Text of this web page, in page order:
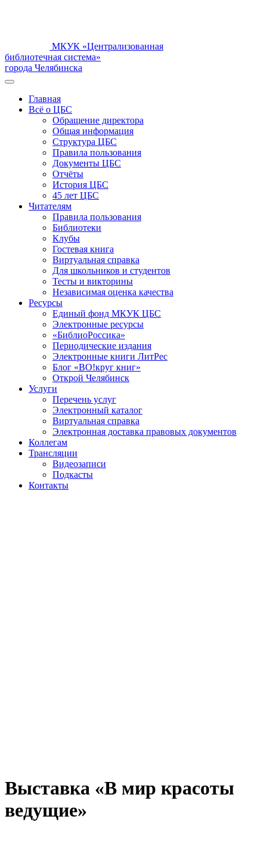
МКУК «Централизованная
библиотечная система»
города Челябинска
Главная
Всё о ЦБС
Обращение директора
Общая информация
Структура ЦБС
Правила пользования
Документы ЦБС
Отчёты
История ЦБС
45 лет ЦБС
Читателям
Правила пользования
Библиотеки
Клубы
Гостевая книга
Виртуальная справка
Для школьников и студентов
Тесты и викторины
Независимая оценка качества
Ресурсы
Единый фонд МКУК ЦБС
Электронные ресурсы
«БиблиоРоссика»
Периодические издания
Электронные книги ЛитРес
Блог «ВО!круг книг»
Открой Челябинск
Услуги
Перечень услуг
Электронный каталог
Виртуальная справка
Электронная доставка правовых документов
Коллегам
Трансляции
Видеозаписи
Подкасты
Контакты
Выставка «В мир красоты
ведущие»